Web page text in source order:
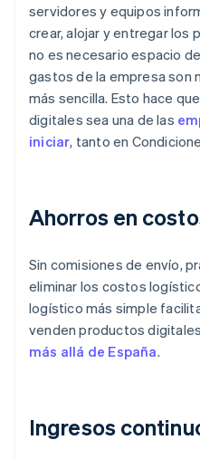
servidores y equipos
crear, alojar y entregar los
no es necesario espacio
gastos de la empresa son
más sencilla. Esto hace
digitales sea una de las
iniciar, tanto en
Ahorros en
Sin comisiones de envío,
eliminar los costos
logístico más simple
venden productos
más allá de España.
Ingresos